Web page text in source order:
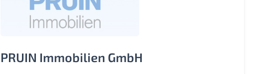
PRUIN Immobilien GmbH